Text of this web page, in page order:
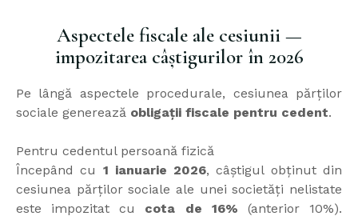
Aspectele fiscale ale cesiunii —
impozitarea câștigurilor în 2026
Pe lângă aspectele procedurale, cesiunea părților
sociale generează obligații fiscale pentru cedent.
Pentru cedentul persoană fizică
Începând cu 1 ianuarie 2026, câștigul obținut din
cesiunea părților sociale ale unei societăți nelistate
este impozitat cu cota de 16% (anterior 10%).